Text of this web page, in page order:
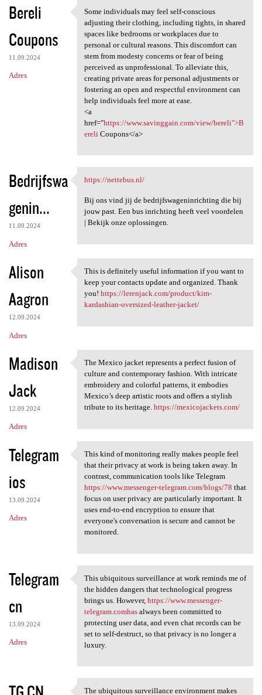
Bereli
Coupons
11.09.2024
Adres
Some individuals may feel
Some individuals may feel self-conscious
adjusting their clothing, including tights, in shared
spaces like bedrooms or workplaces due to
personal or cultural reasons. This discomfort can
stem from modesty concerns or fear of being
perceived as unprofessional. To alleviate this,
creating private areas for personal adjustments or
fostering an open and respectful environment can
help individuals feel more at ease.
<a
href="https://www.savinggain.com/view/bereli">B
ereli Coupons</a>
Bedrijfswa
genin...
11.09.2024
Adres
https://nettebus.nl/
https://nettebus.nl/
Bij ons vind jij de bedrijfswageninrichting die bij
jouw past. Een bus inrichting heeft veel voordelen
| Bekijk onze oplossingen.
Alison
Aagron
12.09.2024
Adres
This is definitely useful
This is definitely useful information if you want to
keep your contacts update and organized. Thank
you! https://lerenjack.com/product/kim-
kardashian-oversized-leather-jacket/
Madison
Jack
12.09.2024
Adres
The Mexico jacket represents
The Mexico jacket represents a perfect fusion of
culture and contemporary fashion. With intricate
embroidery and colorful patterns, it embodies
Mexico’s deep artistic roots and offers a stylish
tribute to its heritage. https://mexicojackets.com/
Telegram
ios
13.09.2024
Adres
This kind of monitoring
This kind of monitoring really makes people feel
that their privacy at work is being taken away. In
contrast, communication tools like Telegram
https://www.messenger-telegram.com/blogs/78 that
focus on user privacy are particularly important. It
uses end-to-end encryption to ensure that
everyone's conversation is secure and cannot be
monitored.
Telegram
cn
13.09.2024
Adres
This ubiquitous surveillance
This ubiquitous surveillance at work reminds me of
the hidden dangers that technological progress
brings us. However, https://www.messenger-
telegram.comhasalways been committed to
protecting user data, and even chat records can be
set to self-destruct, so that privacy is no longer a
luxury.
The ubiquitous surveillance environment makes